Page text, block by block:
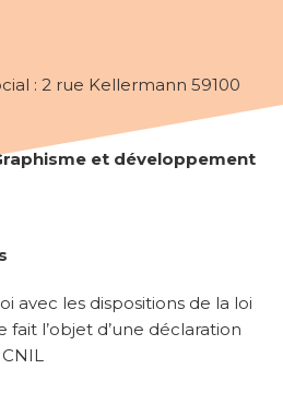
: 2 rue Kellermann 59100
et développement
avec les dispositions de la loi
fait l’objet d’une déclaration